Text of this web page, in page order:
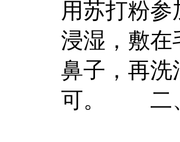
用苏打粉
浸湿，敷在
鼻子，再洗
可。 二、